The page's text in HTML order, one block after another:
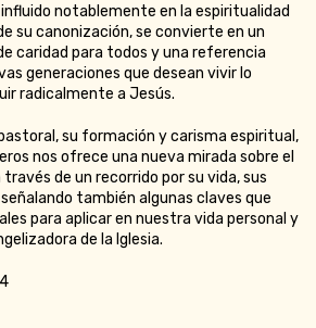
notablemente en la espiritualidad
su canonización, se convierte en un
caridad para todos y una referencia
generaciones que desean vivir lo
radicalmente a Jesús.
su formación y carisma espiritual,
nos ofrece una nueva mirada sobre el
través de un recorrido por su vida, sus
también algunas claves que
para aplicar en nuestra vida personal y
de la Iglesia.